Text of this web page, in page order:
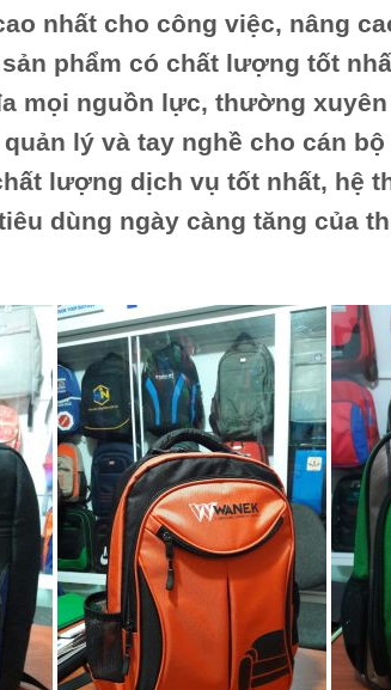
nhất cho công việc, nâng
phẩm có chất lượng tốt
mọi nguồn lực, thường
lý và tay nghề cho cán
lượng dịch vụ tốt nhất, hệ
dùng ngày càng tăng của